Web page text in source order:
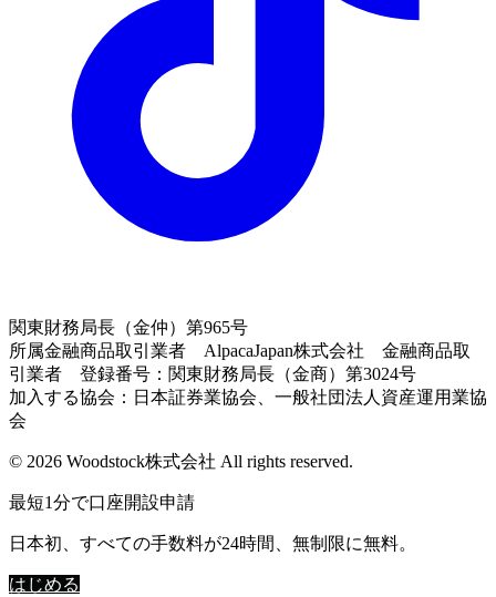
関東財務局長（金仲）第965号
所属金融商品取引業者 AlpacaJapan株式会社 金融商品取
引業者 登録番号：関東財務局長（金商）第3024号
加入する協会：日本証券業協会、一般社団法人資産運用業協
会
© 2026 Woodstock株式会社 All rights reserved.
最短1分で口座開設申請
日本初、すべての手数料が24時間、無制限に無料。
はじめる